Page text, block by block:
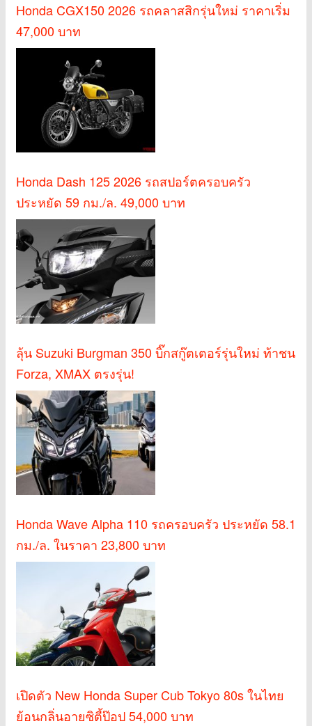
Honda CGX150 2026 รถคลาสสิกรุ่นใหม่ ราคาเริ่ม
47,000 บาท
Honda Dash 125 2026 รถสปอร์ตครอบครัว
ประหยัด 59 กม./ล. 49,000 บาท
ลุ้น Suzuki Burgman 350 บิ๊กสกู๊ตเตอร์รุ่นใหม่ ท้าชน
Forza, XMAX ตรงรุ่น!
Honda Wave Alpha 110 รถครอบครัว ประหยัด 58.1
กม./ล. ในราคา 23,800 บาท
เปิดตัว New Honda Super Cub Tokyo 80s ในไทย
ย้อนกลิ่นอายซิตี้ป๊อป 54,000 บาท